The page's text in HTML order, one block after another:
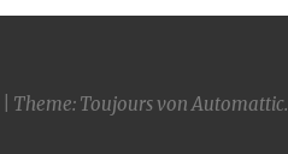
Theme: Toujours von Automattic.